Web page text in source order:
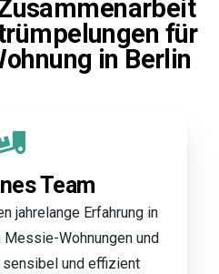
für
in Berlin
Team
jahrelange Erfahrung in
Wohnungen und
und effizient